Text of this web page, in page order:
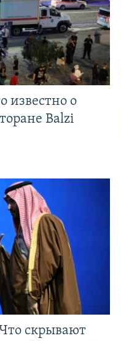
известно о
Balzi
скрывают